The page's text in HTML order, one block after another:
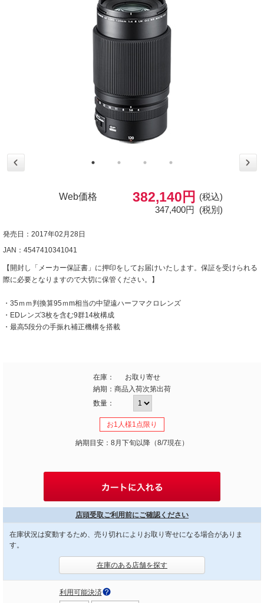
Web価格 382,140円
(税込)
347,400円 (税別)
発売日：2017年02月28日
JAN：4547410341041
【開封し「メーカー保証書」に押印をしてお届けいたします。保証を受けられる
際に必要となりますので大切に保管ください。】
・35ｍｍ判換算95ｍm相当の中望遠ハーフマクロレンズ
・EDレンズ3枚を含む9群14枚構成
・最高5段分の手振れ補正機構を搭載
在庫：
お取り寄せ
納期： 商品入荷次第出荷
数量：
お1人様1点限り
納期目安：8月下旬以降（8/7現在）
店頭受取ご利用前にご確認ください
在庫状況は変動するため、売り切れによりお取り寄せになる場合がありま
す。
在庫のある店舗を探す
利用可能決済